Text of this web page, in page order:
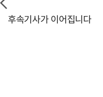
후속기사가 이어집니다